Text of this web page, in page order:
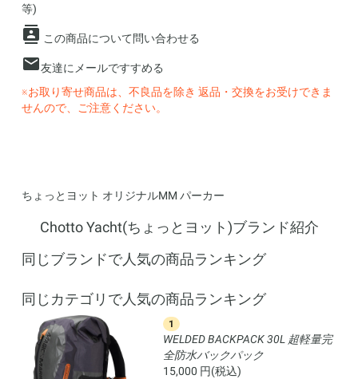
等)
この商品について問い合わせる
友達にメールですすめる
※お取り寄せ商品は、不良品を除き 返品・交換をお受けできま
せんので、ご注意ください。
ちょっとヨット オリジナルMM パーカー
Chotto Yacht(ちょっとヨット)ブランド紹介
同じブランドで人気の商品ランキング
同じカテゴリで人気の商品ランキング
1
WELDED BACKPACK 30L 超軽量完
全防水バックパック
15,000 円(税込)